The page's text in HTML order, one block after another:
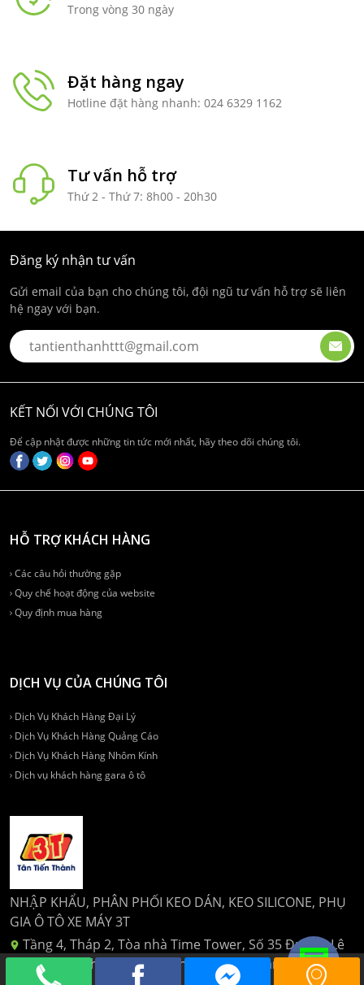
Trong vòng 30 ngày
Đặt hàng ngay
Hotline đặt hàng nhanh: 024 6329 1162
Tư vấn hỗ trợ
Thứ 2 - Thứ 7: 8h00 - 20h30
Đăng ký nhận tư vấn
Gửi email của bạn cho chúng tôi, đội ngũ tư vấn hỗ trợ sẽ liên
hệ ngay với bạn.
KẾT NỐI VỚI CHÚNG TÔI
Để cập nhật được những tin tức mới nhất, hãy theo dõi chúng tôi.
HỖ TRỢ KHÁCH HÀNG
Các câu hỏi thường gặp
Quy chế hoạt động của website
Quy định mua hàng
DỊCH VỤ CỦA CHÚNG TÔI
Dịch Vụ Khách Hàng Đại Lý
Dịch Vụ Khách Hàng Quảng Cáo
Dịch Vụ Khách Hàng Nhôm Kính
Dịch vụ khách hàng gara ô tô
NHẬP KHẨU, PHÂN PHỐI KEO DÁN, KEO SILICONE, PHỤ
GIA Ô TÔ XE MÁY 3T
Tầng 4, Tháp 2, Tòa nhà Time Tower, Số 35 Đường Lê
Văn Lương, Phường Nhân Chính, Quận Thanh Xuân, Hà